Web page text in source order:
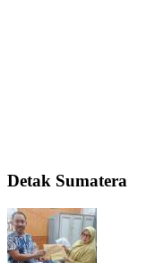
Detak Sumatera